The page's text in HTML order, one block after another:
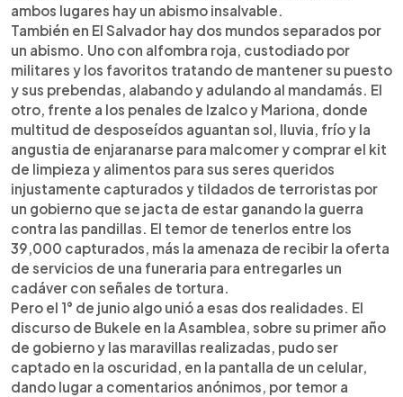
ambos lugares hay un abismo insalvable.
También en El Salvador hay dos mundos separados por
un abismo. Uno con alfombra roja, custodiado por
militares y los favoritos tratando de mantener su puesto
y sus prebendas, alabando y adulando al mandamás. El
otro, frente a los penales de Izalco y Mariona, donde
multitud de desposeídos aguantan sol, lluvia, frío y la
angustia de enjaranarse para malcomer y comprar el kit
de limpieza y alimentos para sus seres queridos
injustamente capturados y tildados de terroristas por
un gobierno que se jacta de estar ganando la guerra
contra las pandillas. El temor de tenerlos entre los
39,000 capturados, más la amenaza de recibir la oferta
de servicios de una funeraria para entregarles un
cadáver con señales de tortura.
Pero el 1° de junio algo unió a esas dos realidades. El
discurso de Bukele en la Asamblea, sobre su primer año
de gobierno y las maravillas realizadas, pudo ser
captado en la oscuridad, en la pantalla de un celular,
dando lugar a comentarios anónimos, por temor a